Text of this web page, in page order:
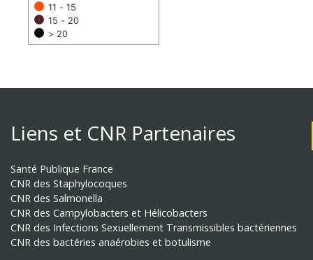
11 - 15
15 - 20
> 20
Liens et CNR Partenaires
Santé Publique France
CNR des Staphylocoques
CNR des Salmonella
CNR des Campylobacters et Hélicobacters
CNR des Infections Sexuellement Transmissibles bactériennes
CNR des bactéries anaérobies et botulisme